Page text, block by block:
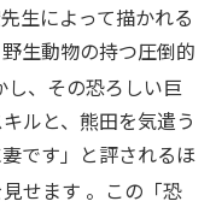
生によって描かれる
生動物の持つ圧倒的
し、その恐ろしい巨
ルと、熊田を気遣う
です」と評されるほ
せます 。この「恐